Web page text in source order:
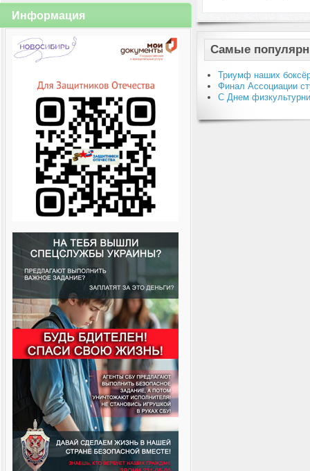
Информация
Самые
Триумф наших
Финал Ассоциации
С Днем